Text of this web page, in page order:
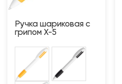
Ручка шариковая с
грипом X-5